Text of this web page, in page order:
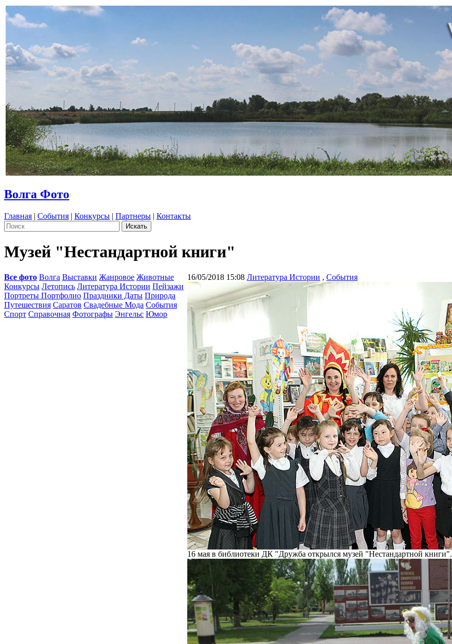
Волга Фото
Главная | События | Конкурсы | Партнеры | Контакты
Музей "Нестандартной книги"
Все фото Волга Выставки Жанровое Животные
Конкурсы Летопись Литература Истории Пейзажи
Портреты Портфолио Праздники Даты Природа
Путешествия Саратов Свадебные Мода События
Спорт Справочная Фотографы Энгельс Юмор
16/05/2018 15:08 Литература Истории , События
16 мая в библиотеки ДК "Дружба открылся музей "Нестандартной книги".